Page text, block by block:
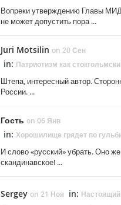
Вопреки утверждению Главы
не может допустить пора ...
Juri Motsilin on 20 Сен
in: Патриотизм как
Штепа, интересный автор.
России. ...
Гость on 06 Янв
in: Хорошилище грядет по
И слово «русский» убрать. Оно
скандинавское! ...
Sergey on 21 Ноя in: